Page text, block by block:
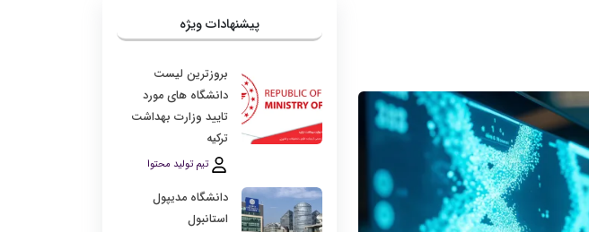
پیشنهادات ویژه
بروزترین لیست
دانشگاه‌ های مورد
تایید وزارت بهداشت
ترکیه
تیم تولید محتوا
دانشگاه مدیپول
استانبول